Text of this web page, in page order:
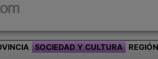
Salud y Belleza Ciencia Tecnología